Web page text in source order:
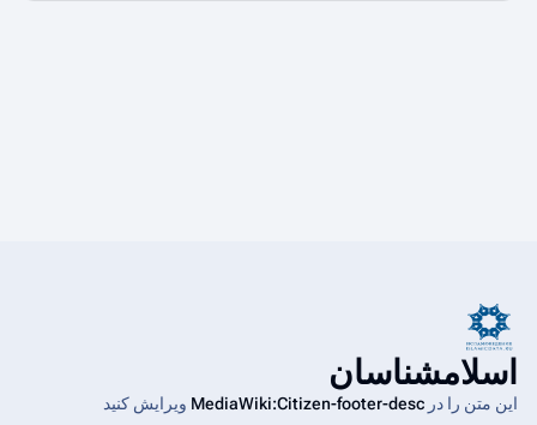
اسلامشناسان
این متن را در MediaWiki:Citizen-footer-desc ویرایش کنید